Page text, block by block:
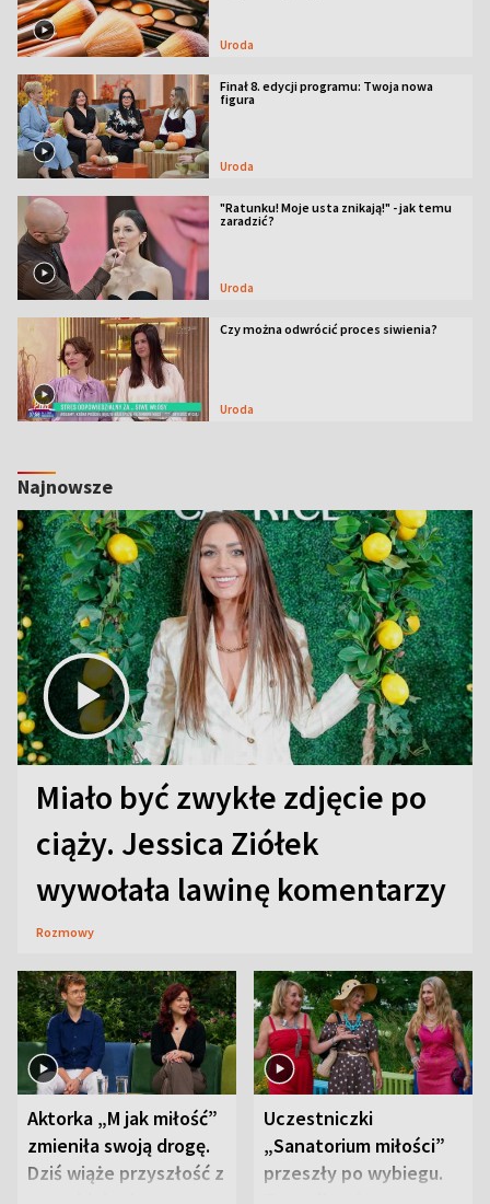
Uroda
Finał 8. edycji programu: Twoja nowa
figura
Uroda
"Ratunku! Moje usta znikają!" - jak temu
zaradzić?
Uroda
Czy można odwrócić proces siwienia?
Uroda
Najnowsze
Miało być zwykłe zdjęcie po
ciąży. Jessica Ziółek
wywołała lawinę komentarzy
Rozmowy
Aktorka „M jak miłość”
zmieniła swoją drogę.
Dziś wiąże przyszłość z
Uczestniczki
„Sanatorium miłości”
przeszły po wybiegu.